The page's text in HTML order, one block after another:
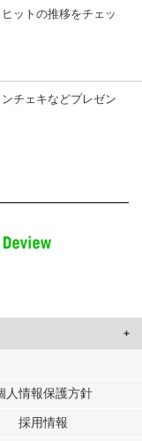
ットの推移をチェッ
チェキなどプレゼン
せたコンテンツや広告の
供しています。
人情報保護方針
採用情報